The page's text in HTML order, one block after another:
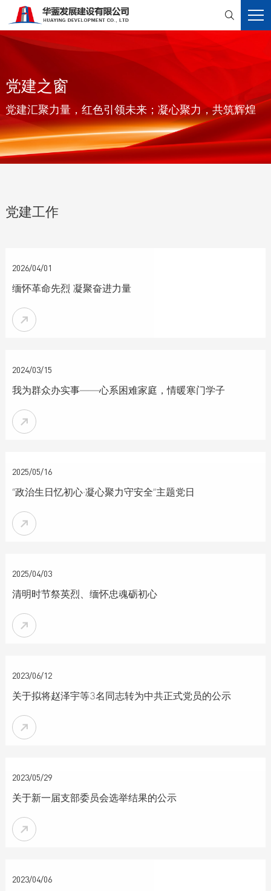

党建之窗
党建汇聚力量，红色引领未来；凝心聚力，共筑辉煌
党建工作
2026/04/01
缅怀革命先烈 凝聚奋进力量

2024/03/15
我为群众办实事——心系困难家庭，情暖寒门学子

2025/05/16
“政治生日忆初心·凝心聚力守安全”主题党日

2025/04/03
清明时节祭英烈、缅怀忠魂砺初心

2023/06/12
关于拟将赵泽宇等3名同志转为中共正式党员的公示

2023/05/29
关于新一届支部委员会选举结果的公示

2023/04/06